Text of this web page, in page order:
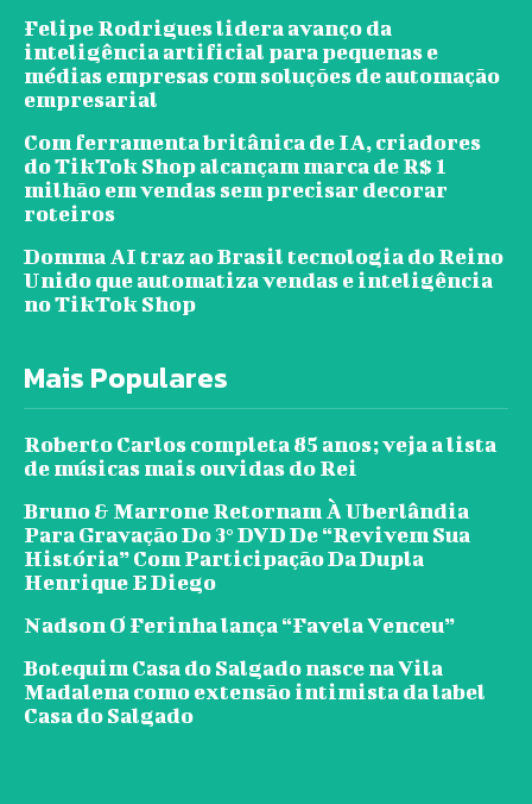
Felipe Rodrigues lidera avanço da
inteligência artificial para pequenas e
médias empresas com soluções de automação
empresarial
Com ferramenta britânica de IA, criadores
do TikTok Shop alcançam marca de R$ 1
milhão em vendas sem precisar decorar
roteiros
Domma AI traz ao Brasil tecnologia do Reino
Unido que automatiza vendas e inteligência
no TikTok Shop
Mais Populares
Roberto Carlos completa 85 anos; veja a lista
de músicas mais ouvidas do Rei
Bruno & Marrone Retornam À Uberlândia
Para Gravação Do 3° DVD De “Revivem Sua
História” Com Participação Da Dupla
Henrique E Diego
Nadson O Ferinha lança “Favela Venceu”
Botequim Casa do Salgado nasce na Vila
Madalena como extensão intimista da label
Casa do Salgado